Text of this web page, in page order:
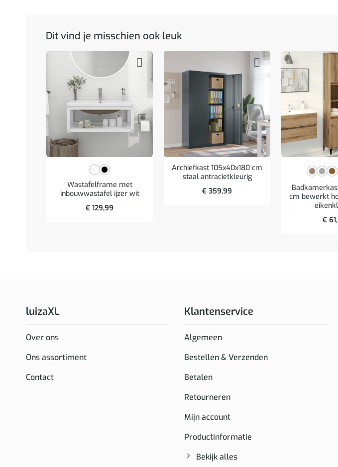
Dit vind je misschien ook leuk
Wastafelframe met
inbouwwastafel ijzer wit
€ 129,99
Archiefkast 105x40x180 cm
staal antracietkleurig
€ 359,99
cm bewerkt
€
luizaXL
Over ons
Ons assortiment
Contact
Klantenservice
Algemeen
Bestellen & Verzenden
Betalen
Retourneren
Mijn account
Productinformatie
Bekijk alles